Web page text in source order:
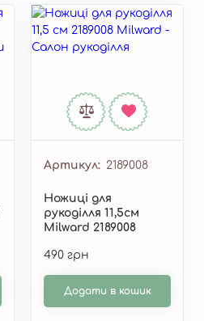
Артикул 2189008
Ножиці для
рукоділля 11,5см
Milward 2189008
490 грн
Додати в кошик